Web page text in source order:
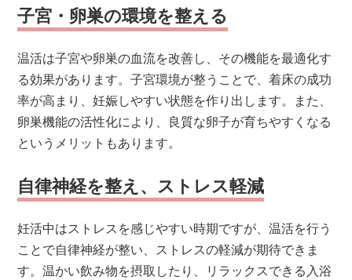
子宮・卵巣の環境を整える
温活は子宮や卵巣の血流を改善し、その機能を最適化す
る効果があります。子宮環境が整うことで、着床の成功
率が高まり、妊娠しやすい状態を作り出します。また、
卵巣機能の活性化により、良質な卵子が育ちやすくなる
というメリットもあります。
自律神経を整え、ストレス軽減
妊活中はストレスを感じやすい時期ですが、温活を行う
ことで自律神経が整い、ストレスの軽減が期待できま
す。温かい飲み物を摂取したり、リラックスできる入浴